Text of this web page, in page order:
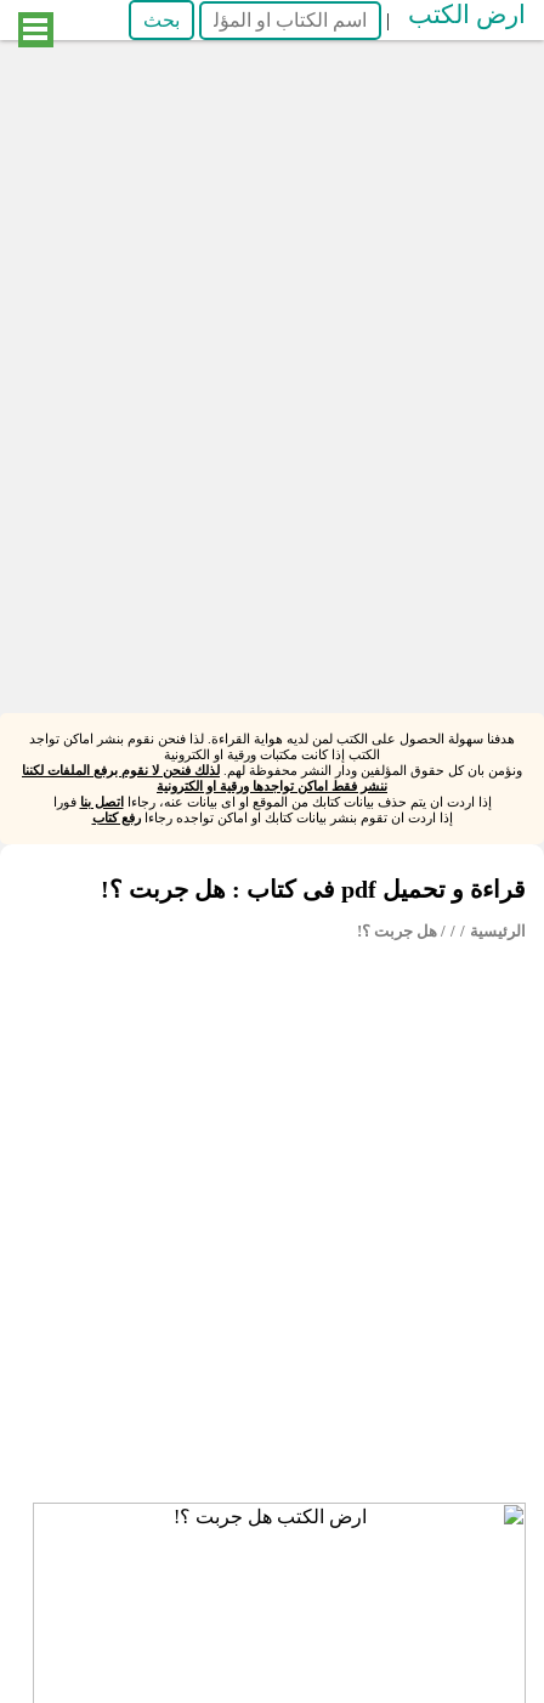
ارض الكتب |
هدفنا سهولة الحصول على الكتب لمن لديه هواية القراءة. لذا فنحن نقوم بنشر اماكن تواجد
الكتب إذا كانت مكتبات ورقية او الكترونية
ونؤمن بان كل حقوق المؤلفين ودار النشر محفوظة لهم. لذلك فنحن لا نقوم برفع الملفات لكننا
ننشر فقط اماكن تواجدها ورقية او الكترونية
إذا اردت ان يتم حذف بيانات كتابك من الموقع او اى بيانات عنه، رجاءااتصل بنا فورا
إذا اردت ان تقوم بنشر بيانات كتابك او اماكن تواجده رجاءارفع كتاب
قراءة و تحميل pdf فى كتاب : هل جربت ؟!
الرئيسية /
/ / هل جربت ؟!